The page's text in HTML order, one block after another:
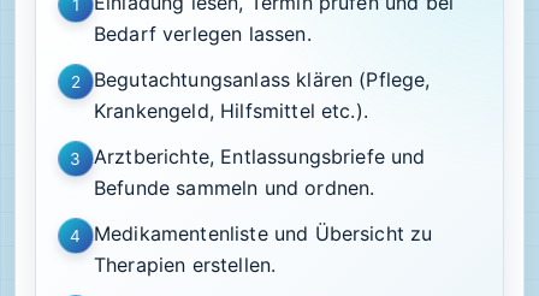
1
Bedarf verlegen lassen.
2
Begutachtungsanlass klären (Pflege,
Krankengeld, Hilfsmittel etc.).
3
Arztberichte, Entlassungsbriefe und
Befunde sammeln und ordnen.
4
Medikamentenliste und Übersicht zu
Therapien erstellen.